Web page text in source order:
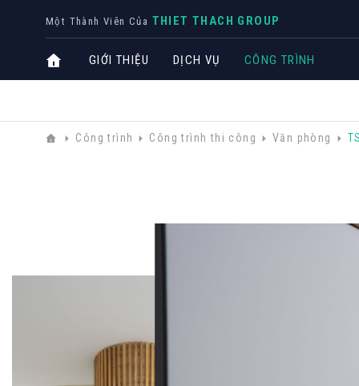
Một Thành Viên Của THIET THACH GROUP
GIỚI THIỆU DỊCH VỤ CÔNG TRÌNH
CÔNG
Biệt thự
THIẾT KẾ NỘI THẤT
Công trình Công trình thi công Văn phòng